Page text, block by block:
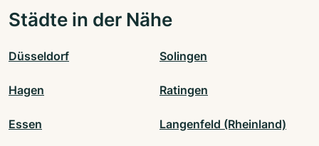
Städte in der Nähe
Düsseldorf Solingen
Hagen Ratingen
Essen Langenfeld (Rheinland)